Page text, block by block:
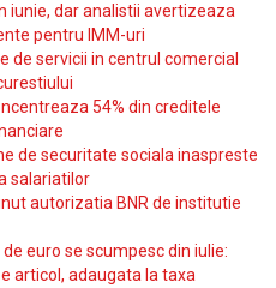
iunie, dar analistii avertizeaza
pentru IMM-uri
de servicii in centrul comercial
54% din creditele
de securitate sociala inaspreste
salariatilor
autorizatia BNR de institutie
euro se scumpesc din iulie:
articol, adaugata la taxa